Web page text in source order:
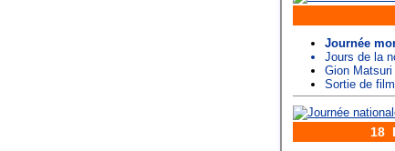
Journée
Jours de la
Gion Matsuri
Sortie de
18